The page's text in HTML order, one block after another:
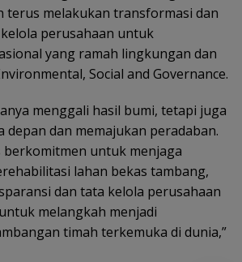
terus melakukan transformasi dan
perusahaan untuk
yang ramah lingkungan dan
Social and Governance.
menggali hasil bumi, tetapi juga
depan dan memajukan peradaban.
berkomitmen untuk menjaga
lahan bekas tambang,
dan tata kelola perusahaan
melangkah menjadi
timah terkemuka di dunia,”